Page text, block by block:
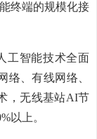
终端的规模化接
工智能技术全面
络、有线网络、
，无线基站AI节
以上。